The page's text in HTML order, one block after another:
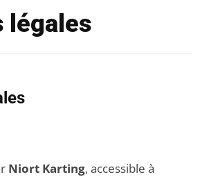
légales
Niort Karting, accessible à